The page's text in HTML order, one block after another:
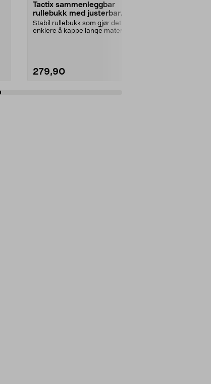
Tactix sammenleggbar
rullebukk med justerbar
høyde
Stabil rullebukk som gjør det
enklere å kappe lange materialer.
279,90